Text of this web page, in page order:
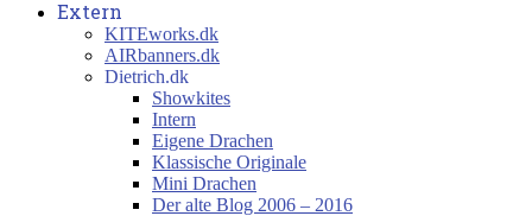
Extern
KITEworks.dk
AIRbanners.dk
Dietrich.dk
Showkites
Intern
Eigene Drachen
Klassische Originale
Mini Drachen
Der alte Blog 2006 – 2016